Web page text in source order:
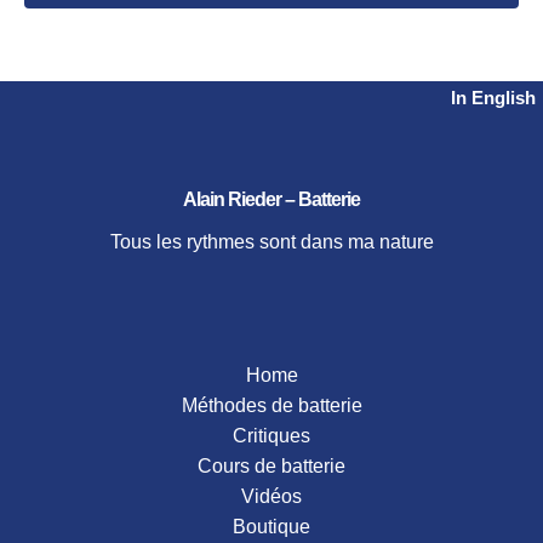
videos
Harvey Mason
Nanigo
2023
In English
Alain Rieder – Batterie
Tous les rythmes sont dans ma nature
Home
Méthodes de batterie
Critiques
Cours de batterie
Vidéos
Boutique